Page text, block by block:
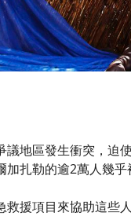
議地區發生衝突，
加扎勒的逾2萬人幾
救援項目來協助這些